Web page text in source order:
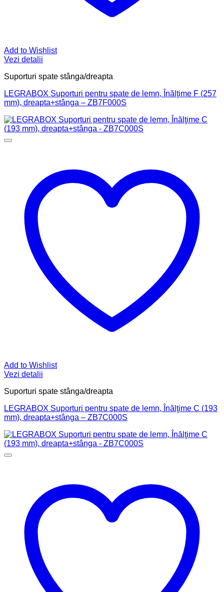
Add to Wishlist
Vezi detalii
Suporturi spate stânga/dreapta
LEGRABOX Suporturi pentru spate de lemn, Înălţime F (257
mm), dreapta+stânga – ZB7F000S
Add to Wishlist
Vezi detalii
Suporturi spate stânga/dreapta
LEGRABOX Suporturi pentru spate de lemn, Înălţime C (193
mm), dreapta+stânga – ZB7C000S